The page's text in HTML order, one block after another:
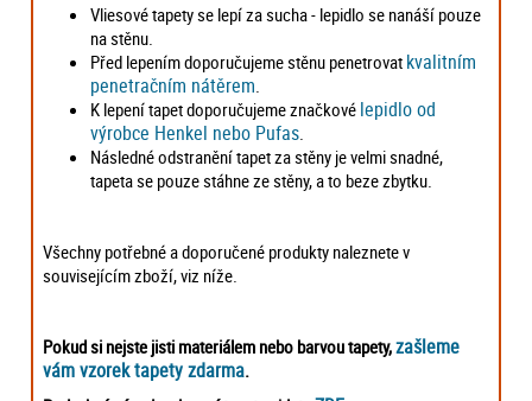
Vliesové tapety se lepí za sucha - lepidlo se nanáší pouze
na stěnu.
Před lepením doporučujeme stěnu penetrovat kvalitním
penetračním nátěrem
K lepení tapet doporučujeme značkové lepidlo od
výrobce Henkel nebo Pufas
Následné odstranění tapet za stěny je velmi snadné,
tapeta se pouze stáhne ze stěny, a to beze zbytku.
Všechny potřebné a doporučené produkty naleznete v
souvisejícím zboží, viz níže.
Pokud si nejste jisti materiálem nebo barvou tapety,zašleme
vám vzorek tapety zdarma.